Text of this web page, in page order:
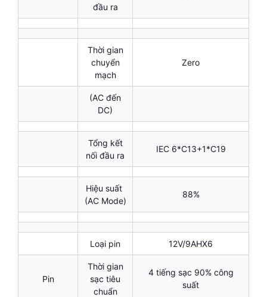
đầu ra
Thời gian
chuyển
mạch
Zero
(AC đến
DC)
Tổng kết
nối đầu ra
IEC 6*C13+1*C19
Hiệu suất
(AC Mode)
88%
Loại pin 12V/9AHX6
Pin
Thời gian
sạc tiêu
chuẩn
4 tiếng sạc 90% công
suất